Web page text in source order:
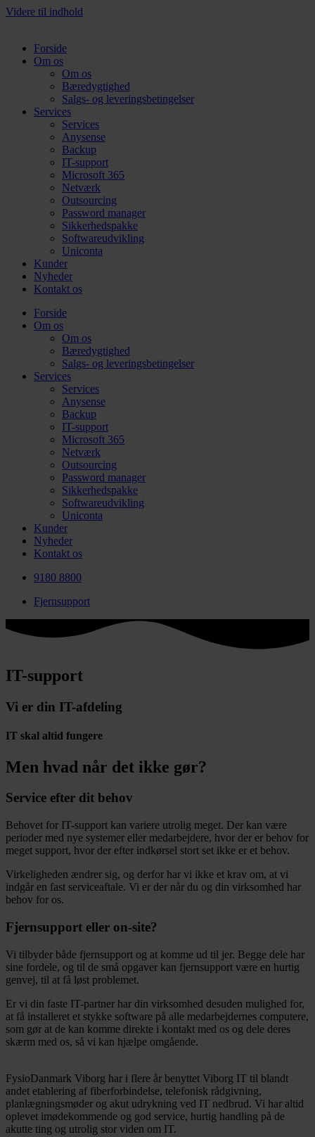
Videre til indhold
Forside
Om os
Om os
Bæredygtighed
Salgs- og leveringsbetingelser
Services
Services
Anysense
Backup
IT-support
Microsoft 365
Netværk
Outsourcing
Password manager
Sikkerhedspakke
Softwareudvikling
Uniconta
Kunder
Nyheder
Kontakt os
Forside
Om os
Om os
Bæredygtighed
Salgs- og leveringsbetingelser
Services
Services
Anysense
Backup
IT-support
Microsoft 365
Netværk
Outsourcing
Password manager
Sikkerhedspakke
Softwareudvikling
Uniconta
Kunder
Nyheder
Kontakt os
9180 8800
Fjernsupport
IT-support
Vi er din IT-afdeling
IT skal altid fungere
Men hvad når det ikke gør?
Service efter dit behov
Behovet for IT-support kan variere utrolig meget. Der kan være
perioder med nye systemer eller medarbejdere, hvor der er behov for
meget support, hvor der efter indkørsel stort set ikke er et behov.
Virkeligheden ændrer sig, og derfor har vi ikke et krav om, at vi
indgår en fast serviceaftale. Vi er der når du og din virksomhed har
behov for os.
Fjernsupport eller on-site?
Vi tilbyder både fjernsupport og at komme ud til jer. Begge dele har
sine fordele, og til de små opgaver kan fjernsupport være en hurtig
genvej, til at få løst problemet.
Er vi din faste IT-partner har din virksomhed desuden mulighed for,
at få installeret et stykke software på alle medarbejdernes computere,
som gør at de kan komme direkte i kontakt med os og dele deres
skærm med os, så vi kan hjælpe omgående.
FysioDanmark Viborg har i flere år benyttet Viborg IT til blandt
andet etablering af fiberforbindelse, telefonisk rådgivning,
planlægningsmøder og akut udrykning ved IT nedbrud. Vi har altid
oplevet imødekommende og god service, hurtig handling på de
akutte ting og utrolig stor viden om IT.